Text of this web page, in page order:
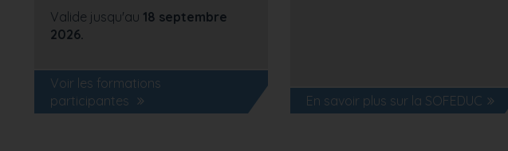
Valide jusqu'au 18 septembre
2026.
Voir les formations
participantes
En savoir plus sur la SOFEDUC